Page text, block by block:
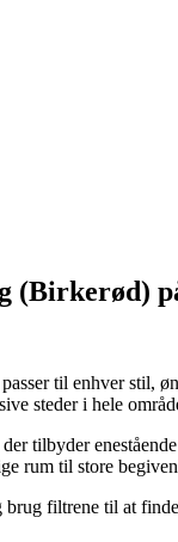
(Birkerød)
til enhver stil,
steder i hele
tilbyder
rum til store
brug filtrene til at